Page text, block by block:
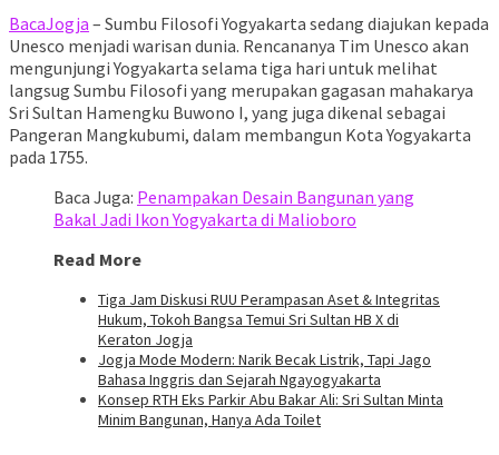
BacaJogja – Sumbu Filosofi Yogyakarta sedang diajukan kepada
Unesco menjadi warisan dunia. Rencananya Tim Unesco akan
mengunjungi Yogyakarta selama tiga hari untuk melihat
langsug Sumbu Filosofi yang merupakan gagasan mahakarya
Sri Sultan Hamengku Buwono I, yang juga dikenal sebagai
Pangeran Mangkubumi, dalam membangun Kota Yogyakarta
pada 1755.
Baca Juga: Penampakan Desain Bangunan yang
Bakal Jadi Ikon Yogyakarta di Malioboro
Read More
Tiga Jam Diskusi RUU Perampasan Aset & Integritas
Hukum, Tokoh Bangsa Temui Sri Sultan HB X di
Keraton Jogja
Jogja Mode Modern: Narik Becak Listrik, Tapi Jago
Bahasa Inggris dan Sejarah Ngayogyakarta
Konsep RTH Eks Parkir Abu Bakar Ali: Sri Sultan Minta
Minim Bangunan, Hanya Ada Toilet